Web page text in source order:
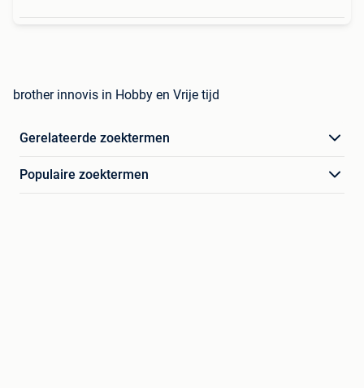
brother innovis in Hobby en Vrije tijd
Gerelateerde zoektermen
Populaire zoektermen